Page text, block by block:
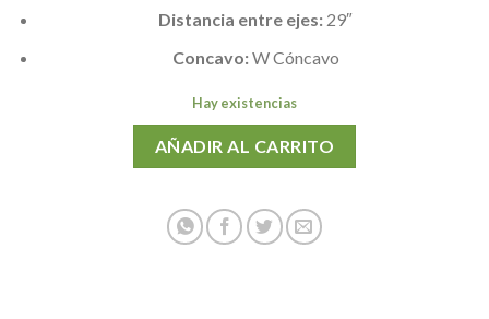
Distancia entre ejes: 29″
Concavo:W Cóncavo
Hay existencias
AÑADIR AL CARRITO